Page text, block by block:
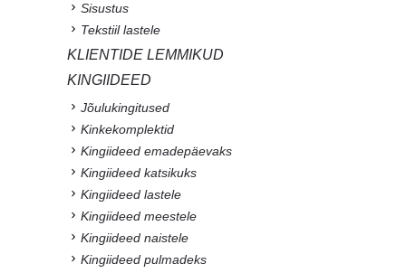
Sisustus
Tekstiil lastele
KLIENTIDE LEMMIKUD
KINGIIDEED
Jõulukingitused
Kinkekomplektid
Kingiideed emadepäevaks
Kingiideed katsikuks
Kingiideed lastele
Kingiideed meestele
Kingiideed naistele
Kingiideed pulmadeks